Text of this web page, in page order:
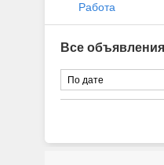
Работа
Все
По дате